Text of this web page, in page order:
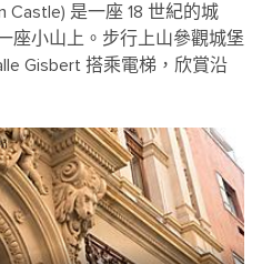
Castle) 是一座 18 世紀的城
座小山上。步行上山參觀城堡
Gisbert 搭乘電梯，欣賞沿